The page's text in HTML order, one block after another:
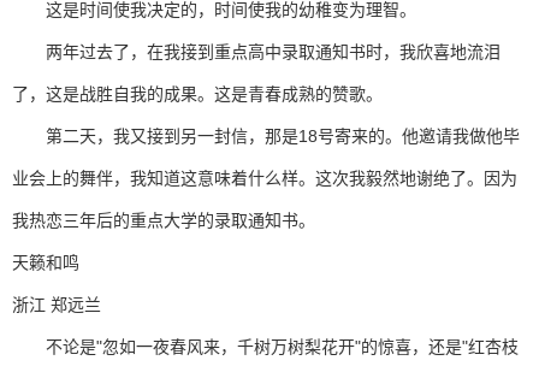
这是时间使我决定的，时间使我的幼稚变为理智。
两年过去了，在我接到重点高中录取通知书时，我欣喜地流泪
了，这是战胜自我的成果。这是青春成熟的赞歌。
第二天，我又接到另一封信，那是18号寄来的。他邀请我做他毕
业会上的舞伴，我知道这意味着什么样。这次我毅然地谢绝了。因为
我热恋三年后的重点大学的录取通知书。
天籁和鸣
浙江 郑远兰
不论是"忽如一夜春风来，千树万树梨花开"的惊喜，还是"红杏枝